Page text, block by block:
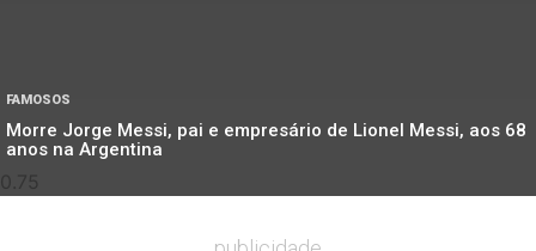
FAMOSOS
Morre Jorge Messi, pai e empresário de Lionel Messi, aos 68
anos na Argentina